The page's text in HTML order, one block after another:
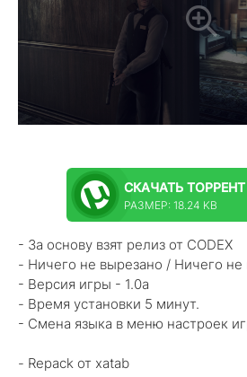
СКАЧАТЬ ТОРРЕНТ
РАЗМЕР: 18.24 KB
- За основу взят релиз от СODEX
- Ничего не вырезано / Ничего не
- Версия игры - 1.0a
- Время установки 5 минут.
- Смена языка в меню настроек
- Repack от xatab